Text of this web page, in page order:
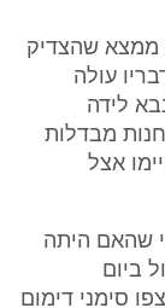
ממצא שהצדיק
מס' 2 ביום 8/10/89. מדבריו עולה
לידה
מבדלות
אצל
שהאם היתה
ביום
סימני דימום